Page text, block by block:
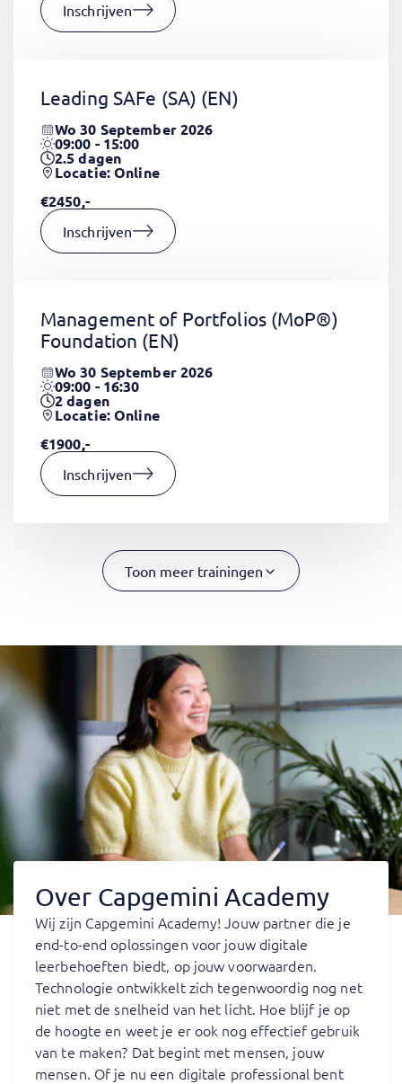
Inschrijven
Leading SAFe (SA) (EN)
Wo 30 September 2026
09:00 - 15:00
2.5dagen
Locatie: Online
€2450,-
Inschrijven
Management of Portfolios (MoP®)
Foundation (EN)
Wo 30 September 2026
09:00 - 16:30
2dagen
Locatie: Online
€1900,-
Inschrijven
Toon meer trainingen
Over Capgemini Academy
Wij zijn Capgemini Academy! Jouw partner die je
end-to-end oplossingen voor jouw digitale
leerbehoeften biedt, op jouw voorwaarden.
Technologie ontwikkelt zich tegenwoordig nog net
niet met de snelheid van het licht. Hoe blijf je op
de hoogte en weet je er ook nog effectief gebruik
van te maken? Dat begint met mensen, jouw
mensen. Of je nu een digitale professional bent